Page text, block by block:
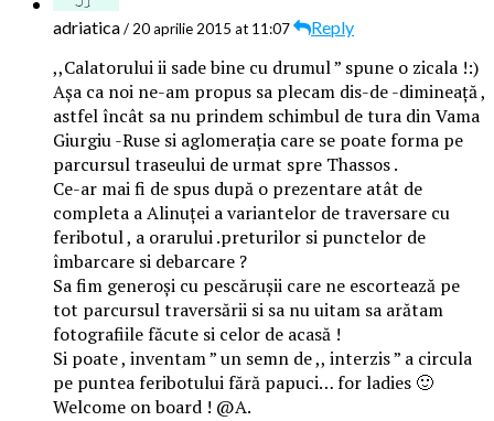
adriatica/ 20 aprilie 2015 at 11:07 Reply
,,Calatorului ii sade bine cu drumul ” spune o zicala !:)
Așa ca noi ne-am propus sa plecam dis-de -dimineață ,
astfel încât sa nu prindem schimbul de tura din Vama
Giurgiu -Ruse si aglomerația care se poate forma pe
parcursul traseului de urmat spre Thassos .
Ce-ar mai fi de spus după o prezentare atât de
completa a Alinuței a variantelor de traversare cu
feribotul , a orarului .preturilor si punctelor de
îmbarcare si debarcare ?
Sa fim generoși cu pescărușii care ne escortează pe
tot parcursul traversării si sa nu uitam sa arătam
fotografiile făcute si celor de acasă !
Si poate , inventam ” un semn de ,, interzis ” a circula
pe puntea feribotului fără papuci… for ladies 🙂
Welcome on board ! @A.